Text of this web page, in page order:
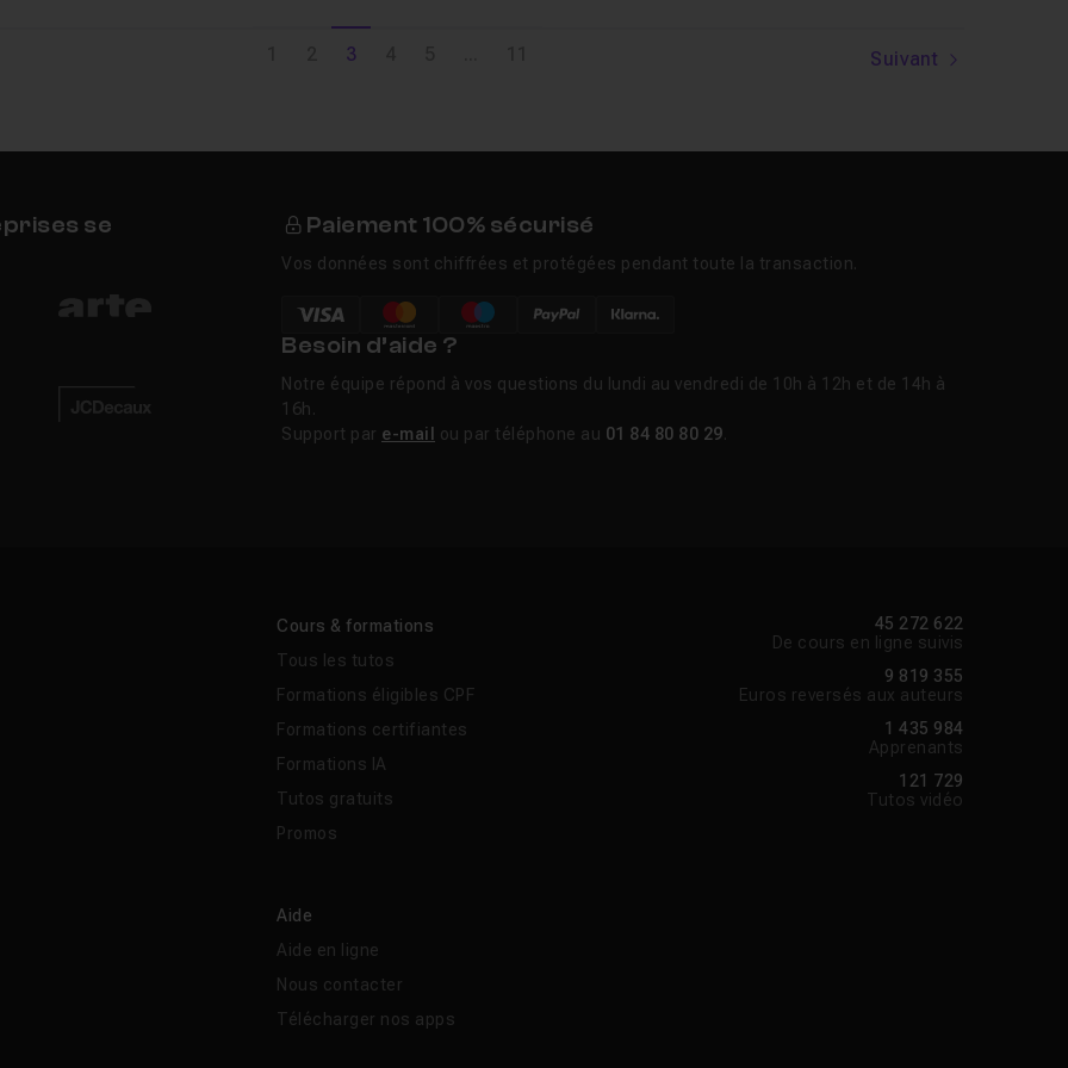
3 Suivant
se Paiement 100% sécurisé
Vos données sont chiffrées et protégées pendant toute la transaction.
Besoin d’aide ?
Notre équipe répond à vos questions du lundi au vendredi de 10h à 12h et de 14h à
16h.
Support par e-mail ou par téléphone au 01 84 80 80 29
Cours & formations
Tous les tutos
Formations éligibles CPF
Formations certifiantes
Formations IA
Tutos gratuits
Promos
Aide
Aide en ligne
Nous contacter
Télécharger nos apps
45 272 622
De cours en ligne suivis
9 819 355
Euros reversés aux auteurs
1 435 984
Apprenants
121 729
Tutos vidéo